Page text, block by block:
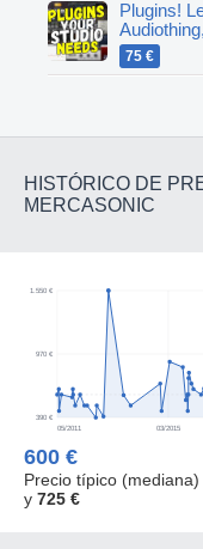
Plugins!
75 €
HISTÓRICO DE
MERCASONIC
390 €
970 €
1.550 €
05/2011 03/2015
600 €
Precio típico
y 725 €